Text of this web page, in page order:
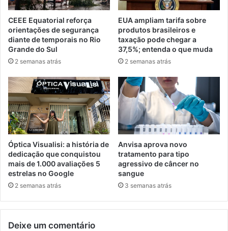
CEEE Equatorial reforça
orientações de segurança
diante de temporais no Rio
Grande do Sul
2 semanas atrás
EUA ampliam tarifa sobre
produtos brasileiros e
taxação pode chegar a
37,5%; entenda o que muda
2 semanas atrás
Óptica Visualisi: a história de
dedicação que conquistou
mais de 1.000 avaliações 5
estrelas no Google
2 semanas atrás
Anvisa aprova novo
tratamento para tipo
agressivo de câncer no
sangue
3 semanas atrás
Deixe um comentário